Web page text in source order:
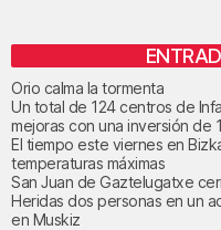
Orio calma la tormenta
Un total de 124 centros de
mejoras con una inversión de
El tiempo este viernes en
temperaturas máximas
San Juan de Gaztelugatxe
Heridas dos personas en un
en Muskiz